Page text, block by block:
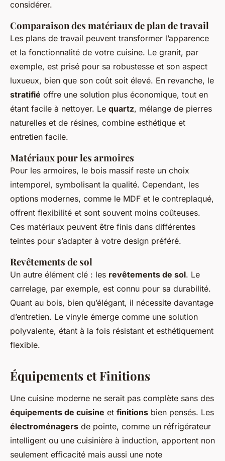
considérer.
Comparaison des matériaux de plan de travail
Les plans de travail peuvent transformer l’apparence
et la fonctionnalité de votre cuisine. Le granit, par
exemple, est prisé pour sa robustesse et son aspect
luxueux, bien que son coût soit élevé. En revanche, le
stratifié offre une solution plus économique, tout en
étant facile à nettoyer. Le quartz, mélange de pierres
naturelles et de résines, combine esthétique et
entretien facile.
Matériaux pour les armoires
Pour les armoires, le bois massif reste un choix
intemporel, symbolisant la qualité. Cependant, les
options modernes, comme le MDF et le contreplaqué,
offrent flexibilité et sont souvent moins coûteuses.
Ces matériaux peuvent être finis dans différentes
teintes pour s’adapter à votre design préféré.
Revêtements de sol
Un autre élément clé : les revêtements de sol. Le
carrelage, par exemple, est connu pour sa durabilité.
Quant au bois, bien qu’élégant, il nécessite davantage
d’entretien. Le vinyle émerge comme une solution
polyvalente, étant à la fois résistant et esthétiquement
flexible.
Équipements et Finitions
Une cuisine moderne ne serait pas complète sans des
équipements de cuisine et finitions bien pensés. Les
électroménagers de pointe, comme un réfrigérateur
intelligent ou une cuisinière à induction, apportent non
seulement efficacité mais aussi une note